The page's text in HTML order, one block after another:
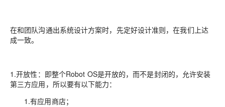
在和团队沟通出系统设计方案时，先定好设计准则，在我们上达
成一致。
1.开放性：即整个Robot OS是开放的，而不是封闭的，允许安装
第三方应用，所以要有以下能力：
1.有应用商店；